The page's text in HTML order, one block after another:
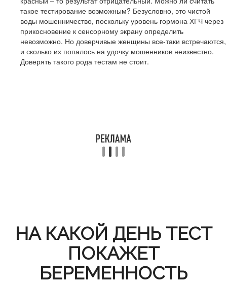
такое тестирование возможным? Безусловно, это чистой
воды мошенничество, поскольку уровень гормона ХГЧ через
прикосновение к сенсорному экрану определить
невозможно. Но доверчивые женщины все-таки встречаются,
и сколько их попалось на удочку мошенников неизвестно.
Доверять такого рода тестам не стоит.
НА КАКОЙ ДЕНЬ ТЕСТ
ПОКАЖЕТ
БЕРЕМЕННОСТЬ